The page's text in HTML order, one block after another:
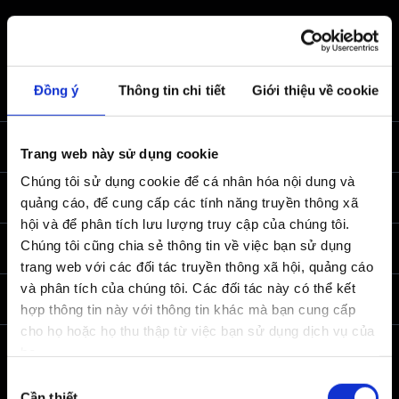
Đồng ý Thông tin chi tiết Giới thiệu về cookie
Trang web này sử dụng cookie
Chúng tôi sử dụng cookie để cá nhân hóa nội dung và
quảng cáo, để cung cấp các tính năng truyền thông xã
hội và để phân tích lưu lượng truy cập của chúng tôi.
Chúng tôi cũng chia sẻ thông tin về việc bạn sử dụng
trang web với các đối tác truyền thông xã hội, quảng cáo
và phân tích của chúng tôi. Các đối tác này có thể kết
hợp thông tin này với thông tin khác mà bạn cung cấp
cho họ hoặc họ thu thập từ việc bạn sử dụng dịch vụ của
Select dealer
Back to top
All Models
All Models
Electric
Sedan
SUV
Aftersales & Servicing
Audi Service Centre
Service And Maintenance
Recall Campaign Lookup
Book Your Service
News & Events
2026
Contact Us
Dealership Information
Career with Audi